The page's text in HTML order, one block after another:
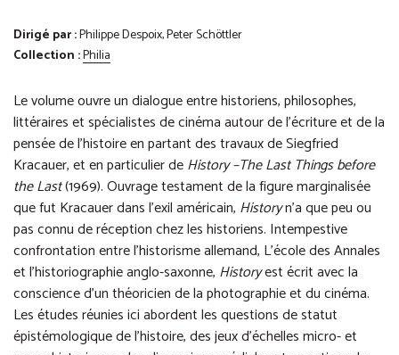
Dirigé par :Philippe Despoix, Peter Schöttler
Collection :Philia
Le volume ouvre un dialogue entre historiens, philosophes,
littéraires et spécialistes de cinéma autour de l’écriture et de la
pensée de l’histoire en partant des travaux de Siegfried
Kracauer, et en particulier deHistory –The Last Things before
the Last(1969). Ouvrage testament de la figure marginalisée
que fut Kracauer dans l’exil américain, Historyn’a que peu ou
pas connu de réception chez les historiens. Intempestive
confrontation entre l’historisme allemand, L’école des Annales
et l’historiographie anglo-saxonne, Historyest écrit avec la
conscience d’un théoricien de la photographie et du cinéma.
Les études réunies ici abordent les questions de statut
épistémologique de l’histoire, des jeux d’échelles micro- et